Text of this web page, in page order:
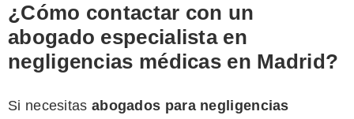
¿Cómo contactar con un
abogado especialista en
negligencias médicas en Madrid?
Si necesitas abogados para negligencias